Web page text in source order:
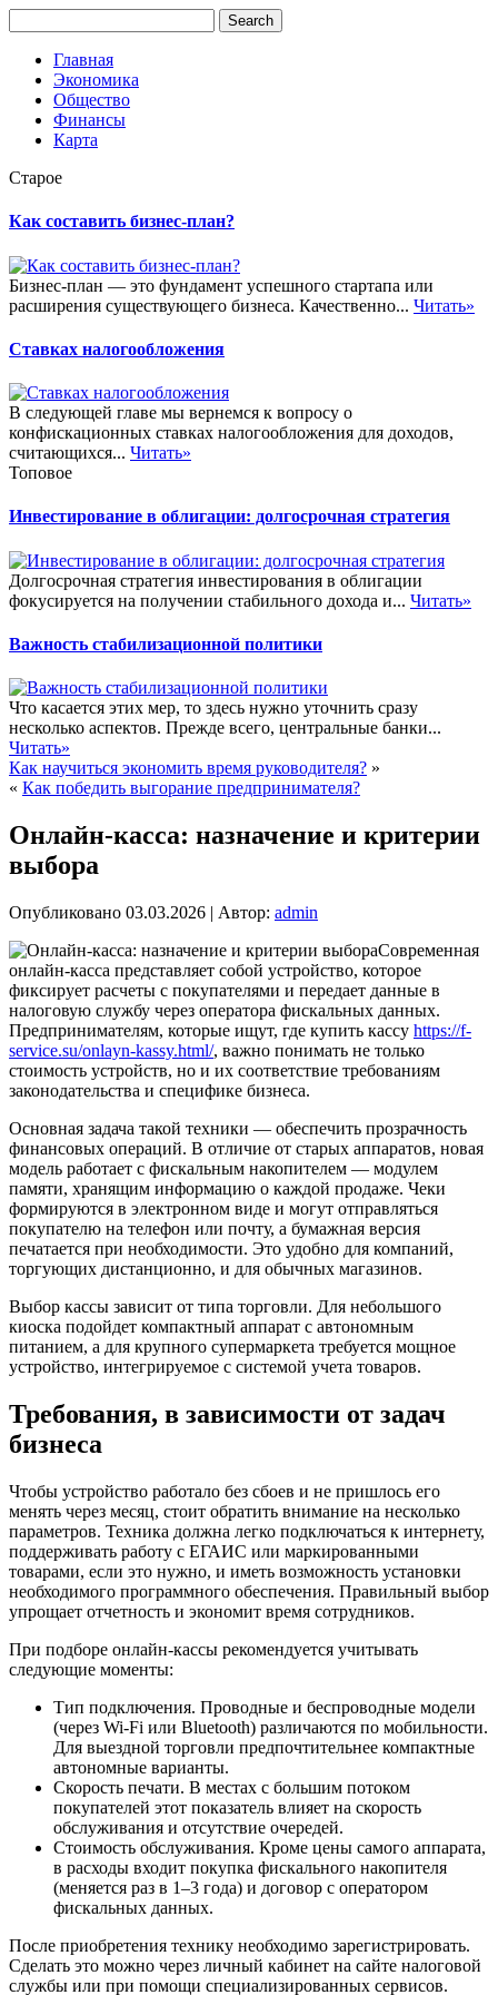
Главная
Экономика
Общество
Финансы
Карта
Старое
Как составить бизнес-план?
Бизнес-план — это фундамент успешного стартапа или
расширения существующего бизнеса. Качественно... Читать»
Ставках налогообложения
В следующей главе мы вернемся к вопросу о
конфискационных ставках налогообложения для доходов,
считающихся... Читать»
Топовое
Инвестирование в облигации: долгосрочная стратегия
Долгосрочная стратегия инвестирования в облигации
фокусируется на получении стабильного дохода и... Читать»
Важность стабилизационной политики
Что касается этих мер, то здесь нужно уточнить сразу
несколько аспектов. Прежде всего, центральные банки...
Читать»
Как научиться экономить время руководителя? »
« Как победить выгорание предпринимателя?
Онлайн-касса: назначение и критерии
выбора
Опубликовано 03.03.2026 | Автор: admin
Современная
онлайн-касса представляет собой устройство, которое
фиксирует расчеты с покупателями и передает данные в
налоговую службу через оператора фискальных данных.
Предпринимателям, которые ищут, где купить кассу https://f-
service.su/onlayn-kassy.html/, важно понимать не только
стоимость устройств, но и их соответствие требованиям
законодательства и специфике бизнеса.
Основная задача такой техники — обеспечить прозрачность
финансовых операций. В отличие от старых аппаратов, новая
модель работает с фискальным накопителем — модулем
памяти, хранящим информацию о каждой продаже. Чеки
формируются в электронном виде и могут отправляться
покупателю на телефон или почту, а бумажная версия
печатается при необходимости. Это удобно для компаний,
торгующих дистанционно, и для обычных магазинов.
Выбор кассы зависит от типа торговли. Для небольшого
киоска подойдет компактный аппарат с автономным
питанием, а для крупного супермаркета требуется мощное
устройство, интегрируемое с системой учета товаров.
Требования, в зависимости от задач
бизнеса
Чтобы устройство работало без сбоев и не пришлось его
менять через месяц, стоит обратить внимание на несколько
параметров. Техника должна легко подключаться к интернету,
поддерживать работу с ЕГАИС или маркированными
товарами, если это нужно, и иметь возможность установки
необходимого программного обеспечения. Правильный выбор
упрощает отчетность и экономит время сотрудников.
При подборе онлайн-кассы рекомендуется учитывать
следующие моменты:
Тип подключения. Проводные и беспроводные модели
(через Wi-Fi или Bluetooth) различаются по мобильности.
Для выездной торговли предпочтительнее компактные
автономные варианты.
Скорость печати. В местах с большим потоком
покупателей этот показатель влияет на скорость
обслуживания и отсутствие очередей.
Стоимость обслуживания. Кроме цены самого аппарата,
в расходы входит покупка фискального накопителя
(меняется раз в 1–3 года) и договор с оператором
фискальных данных.
После приобретения технику необходимо зарегистрировать.
Сделать это можно через личный кабинет на сайте налоговой
службы или при помощи специализированных сервисов.